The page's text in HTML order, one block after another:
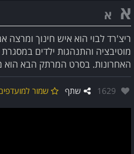
א א
ריצ'רד לבוי הוא איש חינוך
מוטיבציה והתנהגות ילדים
האחרונות. בסרט המרתק הבא הוא
אהבו:
1629 שתף שמור